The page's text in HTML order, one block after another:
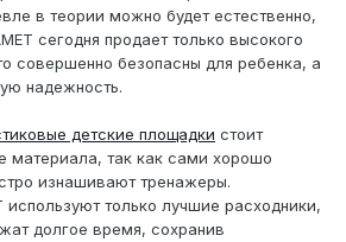
в теории можно будет естественно,
сегодня продает только высокого
совершенно безопасны для ребенка, а
надежность.
детские площадки стоит
материала, так как сами хорошо
изнашивают тренажеры.
только лучшие расходники,
долгое время, сохранив